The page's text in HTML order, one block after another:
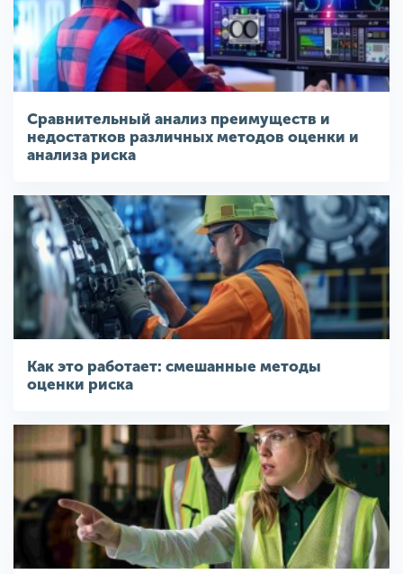
Сравнительный анализ преимуществ и
недостатков различных методов оценки и
анализа риска
Как это работает: смешанные методы
оценки риска